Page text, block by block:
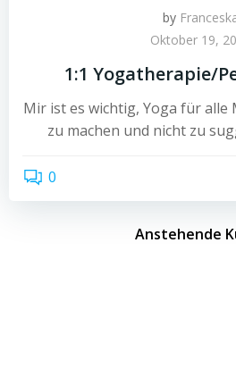
by
Oktober 19,
1:1 Yogatherapie/
Mir ist es wichtig, Yoga für alle
zu machen und nicht zu
0
Anstehende